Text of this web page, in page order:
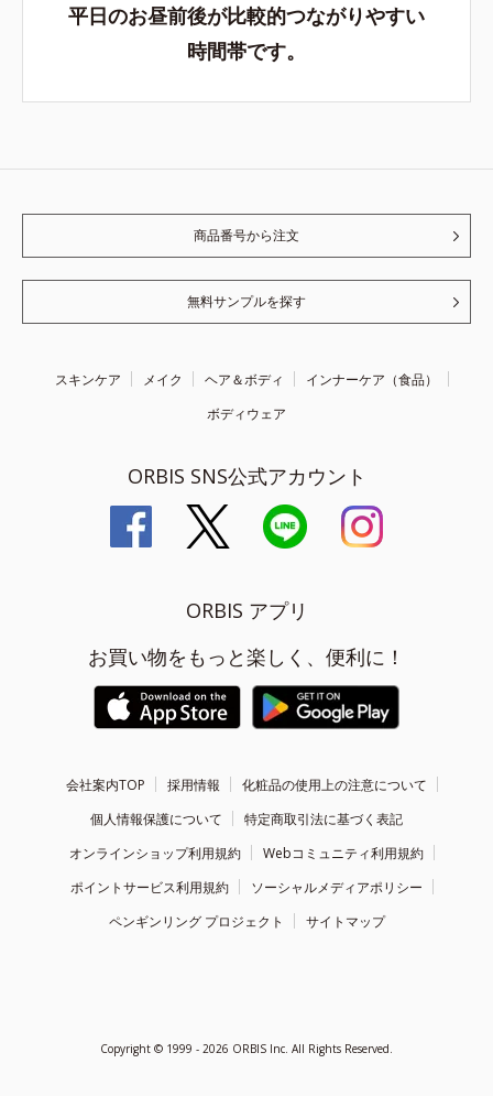
平日のお昼前後が比較的つながりやすい
時間帯です。
商品番号から注文
無料サンプルを探す
スキンケア メイク ヘア＆ボディ
インナーケア（食品）
ボディウェア
ORBIS SNS公式アカウント
ORBIS アプリ
お買い物をもっと楽しく、便利に！
会社案内TOP 採用情報
化粧品の使用上の注意について
個人情報保護について
特定商取引法に基づく表記
オンラインショップ利用規約
Webコミュニティ利用規約
ポイントサービス利用規約
ソーシャルメディアポリシー
ペンギンリング プロジェクト
サイトマップ
Copyright © 1999 - 2026 ORBIS Inc. All Rights Reserved.